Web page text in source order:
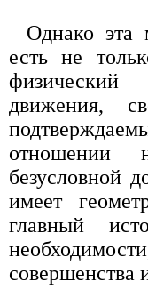
Однако эта
есть не
движения,
отношении
безусловной
имеет
главный
совершенства